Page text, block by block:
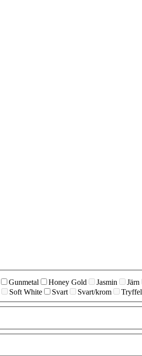
Gunmetal Honey Gold Jasmin Järn
Soft White Svart Svart/krom Tryffel